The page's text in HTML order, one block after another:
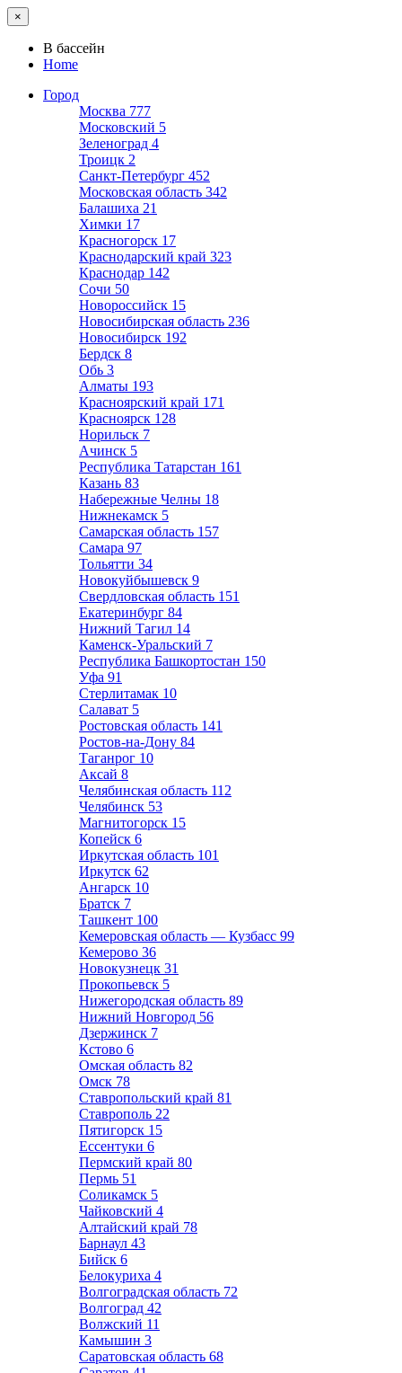
×
В бассейн
Home
Город
Москва 777
Московский 5
Зеленоград 4
Троицк 2
Санкт-Петербург 452
Московская область 342
Балашиха 21
Химки 17
Красногорск 17
Краснодарский край 323
Краснодар 142
Сочи 50
Новороссийск 15
Новосибирская область 236
Новосибирск 192
Бердск 8
Обь 3
Алматы 193
Красноярский край 171
Красноярск 128
Норильск 7
Ачинск 5
Республика Татарстан 161
Казань 83
Набережные Челны 18
Нижнекамск 5
Самарская область 157
Самара 97
Тольятти 34
Новокуйбышевск 9
Свердловская область 151
Екатеринбург 84
Нижний Тагил 14
Каменск-Уральский 7
Республика Башкортостан 150
Уфа 91
Стерлитамак 10
Салават 5
Ростовская область 141
Ростов-на-Дону 84
Таганрог 10
Аксай 8
Челябинская область 112
Челябинск 53
Магнитогорск 15
Копейск 6
Иркутская область 101
Иркутск 62
Ангарск 10
Братск 7
Ташкент 100
Кемеровская область — Кузбасс 99
Кемерово 36
Новокузнецк 31
Прокопьевск 5
Нижегородская область 89
Нижний Новгород 56
Дзержинск 7
Кстово 6
Омская область 82
Омск 78
Ставропольский край 81
Ставрополь 22
Пятигорск 15
Ессентуки 6
Пермский край 80
Пермь 51
Соликамск 5
Чайковский 4
Алтайский край 78
Барнаул 43
Бийск 6
Белокуриха 4
Волгоградская область 72
Волгоград 42
Волжский 11
Камышин 3
Саратовская область 68